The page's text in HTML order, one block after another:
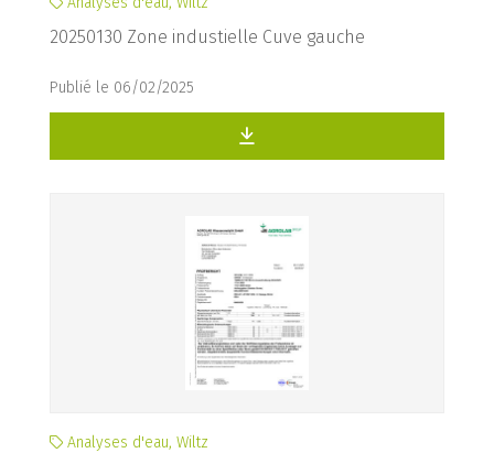
20250130 Zone industielle Cuve gauche
Publié le 06/02/2025
Analyses d'eau, Wiltz